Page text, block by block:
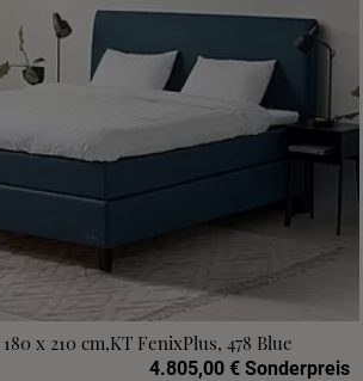
x 210 cm,KT FenixPlus, 478 Blue
4.805,00 € Sonderpreis